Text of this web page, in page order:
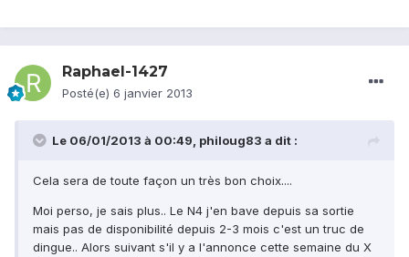
Raphael-1427
Posté(e) 6 janvier 2013
Le 06/01/2013 à 00:49, philoug83 a dit :
Cela sera de toute façon un très bon choix....
Moi perso, je sais plus.. Le N4 j'en bave depuis sa sortie
mais pas de disponibilité depuis 2-3 mois c'est un truc de
dingue.. Alors suivant s'il y a l'annonce cette semaine du X